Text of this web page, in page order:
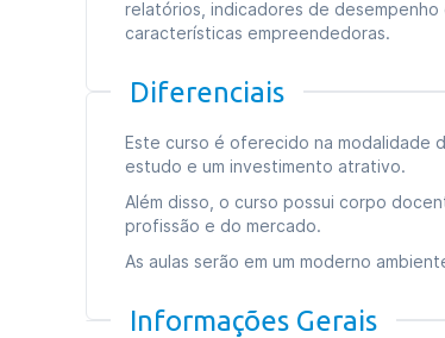
relatórios, indicadores de
características empreendedoras.
Diferenciais
Este curso é oferecido na modalidade
estudo e um investimento atrativo.
Além disso, o curso possui corpo
profissão e do mercado.
As aulas serão em um moderno
Informações Gerais